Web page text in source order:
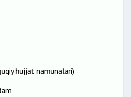
hujjat namunalari)